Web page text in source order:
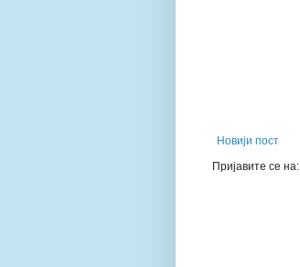
Новији пост
Пријавите се на: